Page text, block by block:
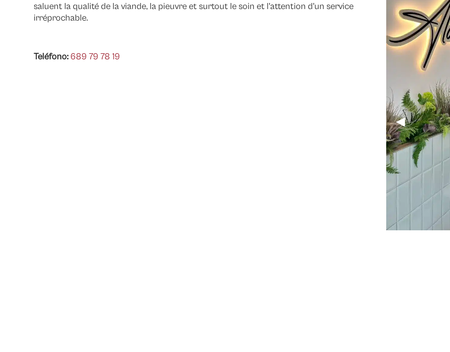
saluent la qualité de la viande, la pieuvre et surtout le soin et l'attention d'un service
irréprochable.
Teléfono: 689 79 78 19
◀